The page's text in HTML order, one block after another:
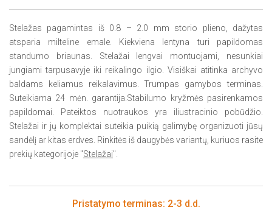
Stelažas pagamintas iš 0.8 – 2.0 mm storio plieno, dažytas
atsparia milteline emale. Kiekviena lentyna turi papildomas
standumo briaunas. Stelažai lengvai montuojami, nesunkiai
jungiami tarpusavyje iki reikalingo ilgio. Visiškai atitinka archyvo
baldams keliamus reikalavimus. Trumpas gamybos terminas.
Suteikiama 24 mėn. garantija.Stabilumo kryžmės pasirenkamos
papildomai. Pateiktos nuotraukos yra iliustracinio pobūdžio.
Stelažai ir jų komplektai suteikia puikią galimybę organizuoti jūsų
sandėlį ar kitas erdves. Rinkitės iš daugybės variantų, kuriuos rasite
prekių kategorijoje "Stelažai".
Pristatymo terminas: 2-3 d.d.